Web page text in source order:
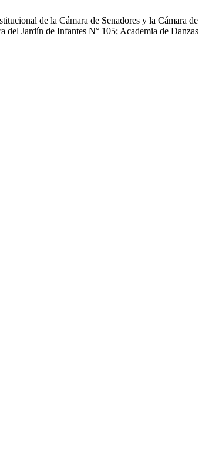
de la Cámara de Senadores y la Cámara de
del Jardín de Infantes N° 105; Academia de Danzas